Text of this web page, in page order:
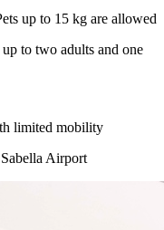
up to 15 kg are allowed
to two adults and one
limited mobility
Airport